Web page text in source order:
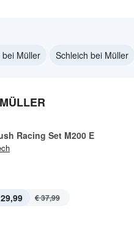
Müller Schleich bei Müller
Racing Set M200 E
€ 37,99